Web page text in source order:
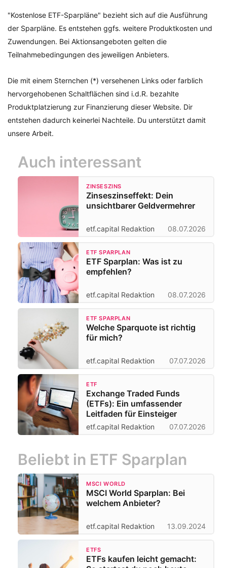
"Kostenlose ETF-Sparpläne" bezieht sich auf die Ausführung
der Sparpläne. Es entstehen ggfs. weitere Produktkosten und
Zuwendungen. Bei Aktionsangeboten gelten die
Teilnahmebedingungen des jeweiligen Anbieters.
Die mit einem Sternchen (*) versehenen Links oder farblich
hervorgehobenen Schaltflächen sind i.d.R. bezahlte
Produktplatzierung zur Finanzierung dieser Website. Dir
entstehen dadurch keinerlei Nachteile. Du unterstützt damit
unsere Arbeit.
Auch interessant
ZINSESZINS
Zinseszinseffekt: Dein
unsichtbarer Geldvermehrer
etf.capital Redaktion 08.07.2026
ETF SPARPLAN
ETF Sparplan: Was ist zu
empfehlen?
etf.capital Redaktion 08.07.2026
ETF SPARPLAN
Welche Sparquote ist richtig
für mich?
etf.capital Redaktion 07.07.2026
ETF
Exchange Traded Funds
(ETFs): Ein umfassender
Leitfaden für Einsteiger
etf.capital Redaktion 07.07.2026
Beliebt in ETF Sparplan
MSCI WORLD
MSCI World Sparplan: Bei
welchem Anbieter?
etf.capital Redaktion 13.09.2024
ETFS
ETFs kaufen leicht gemacht: